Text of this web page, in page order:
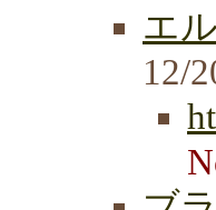
エ
12/